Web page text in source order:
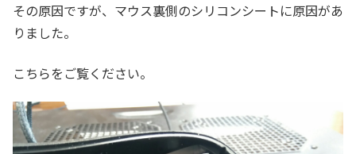
その原因ですが、マウス裏側のシリコンシートに原因があ
りました。
こちらをご覧ください。